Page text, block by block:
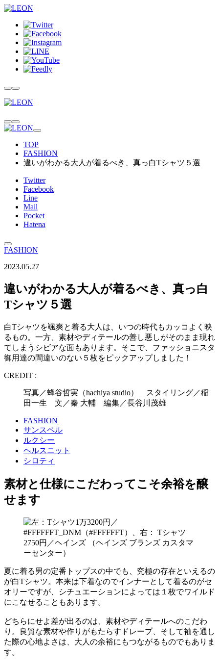
TOP
FASHION
違いがわかる大人が着るべき、真っ白Tシャツ５選
Twitter
Facebook
Line
Mail
Pocket
Hatena
FASHION
2023.05.27
違いがわかる大人が着るべき、真っ白
Tシャツ５選
白Tシャツを颯爽と着る大人は、いつの時代もカッコよく映
るもの。一方、素材やディテールの善し悪しがそのまま現れ
てしまうシビアな面もあります。そこで、ファッショニスタ
御用達の間違いのない５枚をピックアップしました！
CREDIT :
写真／蜂谷哲実（hachiya studio） スタイリング／稲
田一生 文／秦 大輔 編集／長谷川茂雄
FASHION
サンスペル
ルクシー
ヘルスニット
シロティ
素材と仕様にこだわってこそ余裕を醸
せます
夏に着る男の定番トップスの中でも、究極の存在といえるの
が白Tシャツ。本来は下着なのでインナーとして着るのがセ
オリーですが、シチュエーションによっては１枚でワイルド
にこなせることもあります。
どちらにせよ差が出るのは、素材やディテールへのこだわ
り。良質な素材や作りがもたらすドレープ、そして袖を通し
た際の心地よさは、大人の余裕にもつながるものでもありま
す。